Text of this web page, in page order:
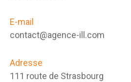
E-mail
contact@agence-ill.com
Adresse
111 route de Strasbourg